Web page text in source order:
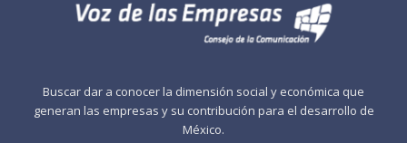
Buscar dar a conocer la dimensión social y económica que
generan las empresas y su contribución para el desarrollo de
México.